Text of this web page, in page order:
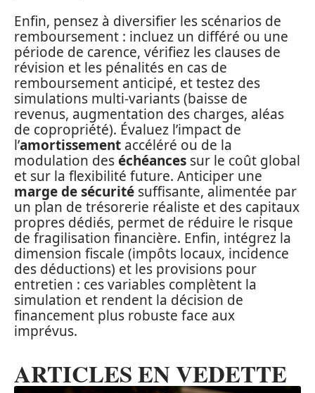
Enfin, pensez à diversifier les scénarios de
remboursement : incluez un différé ou une
période de carence, vérifiez les clauses de
révision et les pénalités en cas de
remboursement anticipé, et testez des
simulations multi-variants (baisse de
revenus, augmentation des charges, aléas
de copropriété). Évaluez l’impact de
l’amortissement accéléré ou de la
modulation deséchéances sur le coût global
et sur la flexibilité future. Anticiper une
marge de sécurité suffisante, alimentée par
un plan de trésorerie réaliste et des capitaux
propres dédiés, permet de réduire le risque
de fragilisation financière. Enfin, intégrez la
dimension fiscale (impôts locaux, incidence
des déductions) et les provisions pour
entretien : ces variables complètent la
simulation et rendent la décision de
financement plus robuste face aux
imprévus.
ARTICLES EN VEDETTE